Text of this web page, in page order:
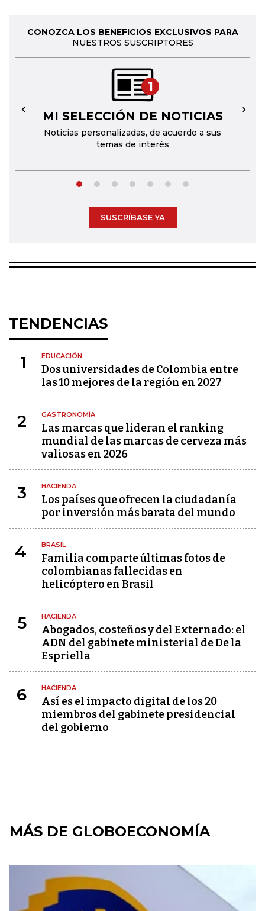
CONOZCA LOS BENEFICIOS EXCLUSIVOS PARA
NUESTROS SUSCRIPTORES
1
MI SELECCIÓN DE NOTICIAS
Noticias personalizadas, de acuerdo a sus
temas de interés
← →
SUSCRÍBASE YA
TENDENCIAS
1 EDUCACIÓN
Dos universidades de Colombia entre
las 10 mejores de la región en 2027
2 GASTRONOMÍA
Las marcas que lideran el ranking
mundial de las marcas de cerveza más
valiosas en 2026
3 HACIENDA
Los países que ofrecen la ciudadanía
por inversión más barata del mundo
4 BRASIL
Familia comparte últimas fotos de
colombianas fallecidas en
helicóptero en Brasil
5 HACIENDA
Abogados, costeños y del Externado: el
ADN del gabinete ministerial de De la
Espriella
6 HACIENDA
Así es el impacto digital de los 20
miembros del gabinete presidencial
del gobierno
MÁS DE GLOBOECONOMÍA